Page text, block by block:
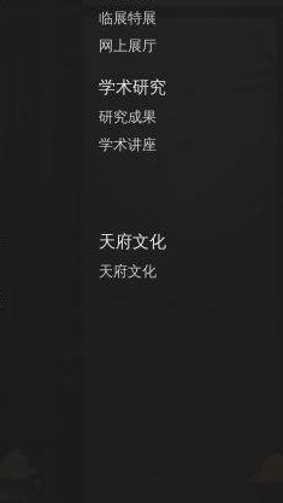
临展特展
网上展厅
学术研究
研究成果
学术讲座
天府文化
天府文化